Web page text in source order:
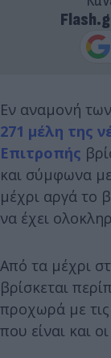
Εν αναμονή
271 μέλη της
Επιτροπής
και σύμφωνα
μέχρι αργά το
να έχει
Από τα μέχρι
βρίσκεται
προχωρά με
που είναι και